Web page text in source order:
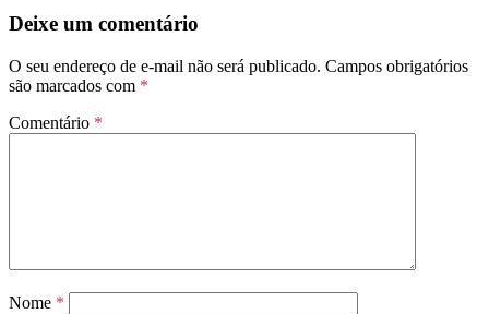
Deixe um comentário
O seu endereço de e-mail não será publicado. Campos obrigatórios
são marcados com *
Comentário *
Nome *